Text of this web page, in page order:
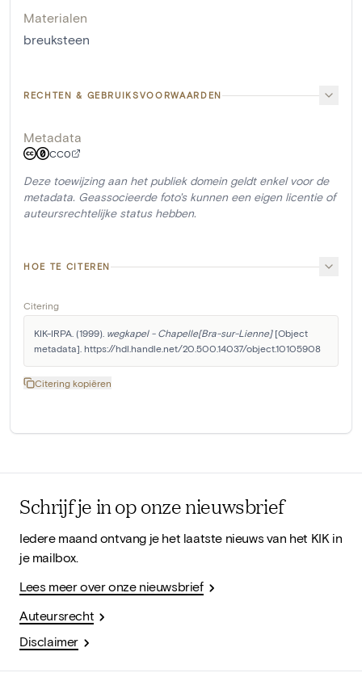
Materialen
breuksteen
RECHTEN & GEBRUIKSVOORWAARDEN
Metadata
CC0
Deze toewijzing aan het publiek domein geldt enkel voor de
metadata. Geassocieerde foto's kunnen een eigen licentie of
auteursrechtelijke status hebben.
HOE TE CITEREN
Citering
KIK-IRPA. (1999). wegkapel - Chapelle[Bra-sur-Lienne] [Object
metadata]. https://hdl.handle.net/20.500.14037/object.10105908
Citering kopiëren
Schrijf je in op onze nieuwsbrief
Iedere maand ontvang je het laatste nieuws van het KIK in
je mailbox.
Lees meer over onze nieuwsbrief
Auteursrecht
Disclaimer